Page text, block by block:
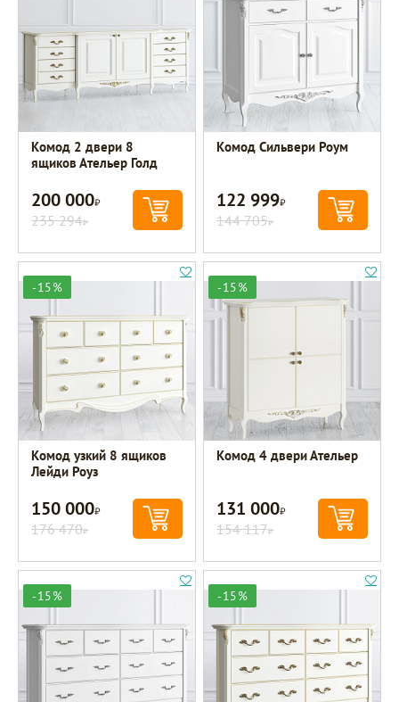
Комод 2 двери 8
ящиков Ательер Голд
200 000Р
235 294Р
Комод Сильвери Роум
122 999Р
144 705Р
-15%
Комод узкий 8 ящиков
Лейди Роуз
150 000Р
176 470Р
-15%
Комод 4 двери Ательер
131 000Р
154 117Р
-15% -15%